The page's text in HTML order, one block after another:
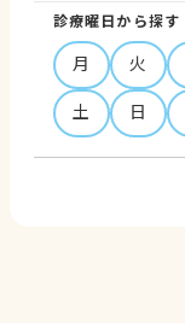
診療曜日から探す
月 火
土
日